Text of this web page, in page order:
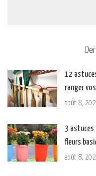
12
ranger
août 8,
3 astuces
fleurs
août 8,